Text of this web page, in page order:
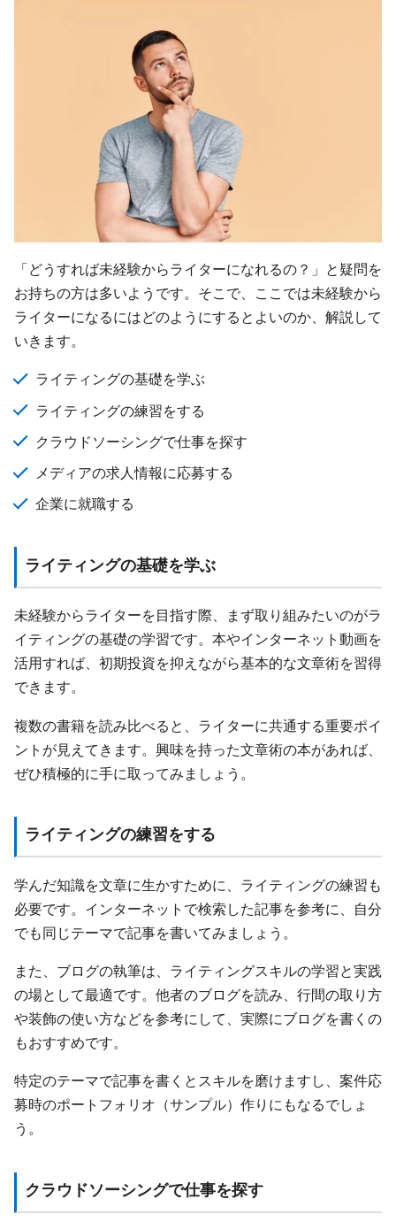
「どうすれば未経験からライターになれるの？」と疑問を
お持ちの方は多いようです。そこで、ここでは未経験から
ライターになるにはどのようにするとよいのか、解説して
いきます。
ライティングの基礎を学ぶ
ライティングの練習をする
クラウドソーシングで仕事を探す
メディアの求人情報に応募する
企業に就職する
ライティングの基礎を学ぶ
未経験からライターを目指す際、まず取り組みたいのがラ
イティングの基礎の学習です。本やインターネット動画を
活用すれば、初期投資を抑えながら基本的な文章術を習得
できます。
複数の書籍を読み比べると、ライターに共通する重要ポイ
ントが見えてきます。興味を持った文章術の本があれば、
ぜひ積極的に手に取ってみましょう。
ライティングの練習をする
学んだ知識を文章に生かすために、ライティングの練習も
必要です。インターネットで検索した記事を参考に、自分
でも同じテーマで記事を書いてみましょう。
また、ブログの執筆は、ライティングスキルの学習と実践
の場として最適です。他者のブログを読み、行間の取り方
や装飾の使い方などを参考にして、実際にブログを書くの
もおすすめです。
特定のテーマで記事を書くとスキルを磨けますし、案件応
募時のポートフォリオ（サンプル）作りにもなるでしょ
う。
クラウドソーシングで仕事を探す